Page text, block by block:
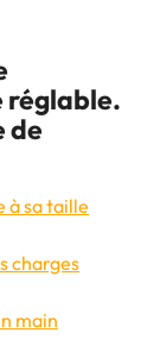
réglable.
de
à sa taille
charges
main